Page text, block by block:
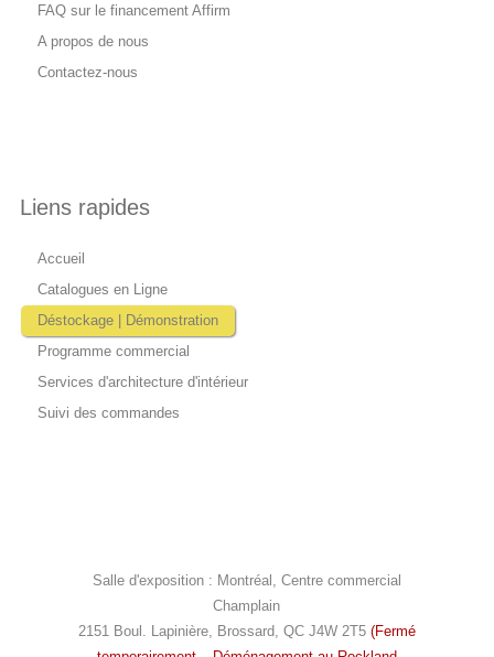
Liens rapides
Accueil
Catalogues en Ligne
Déstockage | Démonstration
Programme commercial
Services d'architecture d'intérieur
Suivi des commandes
FAQ sur le financement Affirm
A propos de nous
Contactez-nous
Salle d'exposition : Montréal, Centre commercial
Champlain
2151 Boul. Lapinière, Brossard, QC J4W 2T5 (Fermé